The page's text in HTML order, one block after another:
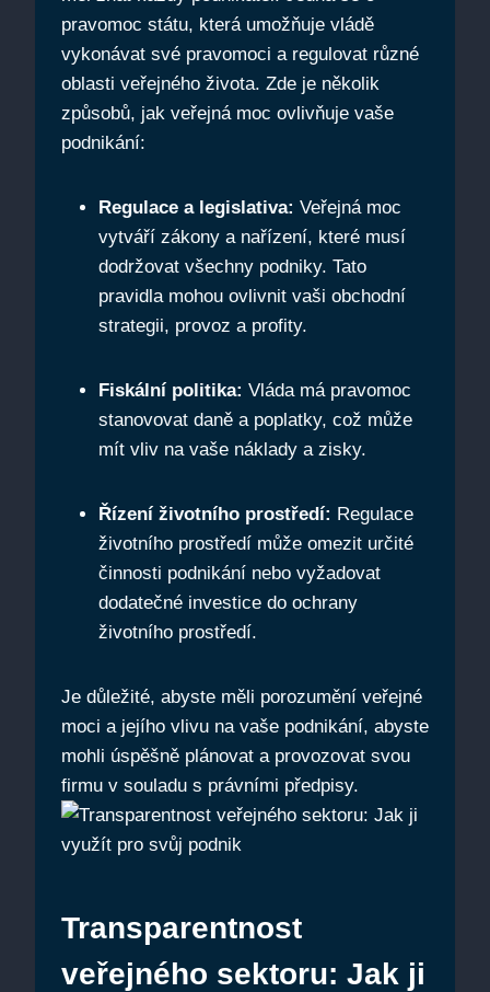
pravomoc státu, která umožňuje vládě
vykonávat své pravomoci a regulovat různé
oblasti veřejného života. Zde je několik
způsobů, jak veřejná moc ovlivňuje vaše
podnikání:
Regulace a legislativa: Veřejná moc
vytváří zákony a nařízení, které musí
dodržovat všechny podniky. Tato
pravidla mohou ovlivnit vaši obchodní
strategii, provoz a profity.
Fiskální politika: Vláda má pravomoc
stanovovat daně a poplatky, což může
mít vliv na vaše náklady a zisky.
Řízení životního prostředí: Regulace
životního prostředí může omezit určité
činnosti podnikání nebo vyžadovat
dodatečné investice do ochrany
životního prostředí.
Je důležité, abyste měli porozumění veřejné
moci a jejího vlivu na vaše podnikání, abyste
mohli úspěšně plánovat a provozovat svou
firmu v souladu s právními předpisy.
Transparentnost
veřejného sektoru: Jak ji